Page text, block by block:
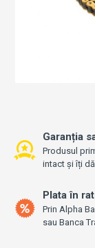
Garanția
Produsul
intact și îți
Plata în
Prin Alpha
sau Banca